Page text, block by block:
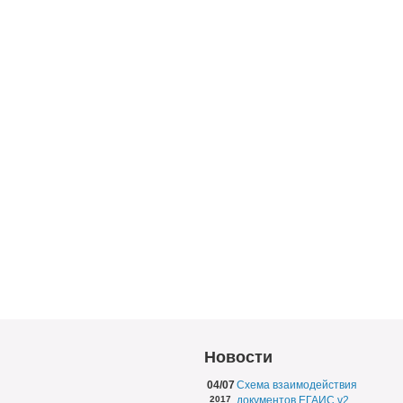
Новости
04/07
2017
Схема взаимодействия
документов ЕГАИС v2